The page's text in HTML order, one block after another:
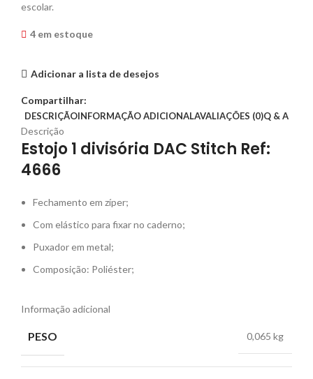
escolar.
4 em estoque
Adicionar a lista de desejos
Compartilhar:
DESCRIÇÃOINFORMAÇÃO ADICIONALAVALIAÇÕES (0)Q & A
Descrição
Estojo 1 divisória DAC Stitch Ref:
4666
Fechamento em zíper;
Com elástico para fixar no caderno;
Puxador em metal;
Composição: Poliéster;
Informação adicional
PESO 0,065 kg